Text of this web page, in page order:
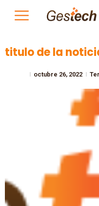
titulo de la
octubre 26, 2022